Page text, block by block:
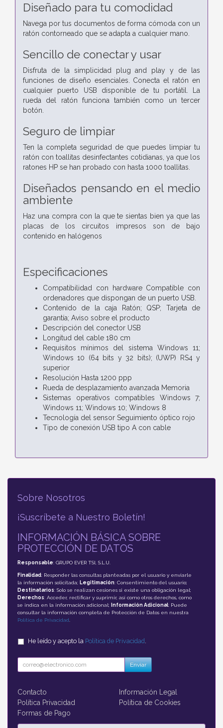
Diseñado para tu comodidad
Navega por tus documentos de forma cómoda con un
ratón contorneado que se adapta a cualquier mano.
Sencillo de conectar y usar
Disfruta de la simplicidad plug and play y de las
funciones de diseño esenciales. Conecta el ratón en
cualquier puerto USB disponible de tu portátil. La
rueda del ratón funciona también como un tercer
botón.
Seguro de limpiar
Ten la completa seguridad de que puedes limpiar tu
ratón con toallitas desinfectantes cotidianas, ya que los
ratones HP se han probado con hasta 1000 toallitas.
Diseñados pensando en el medio
ambiente
Haz una compra con la que te sientas bien ya que las
placas de los circuitos impresos son de bajo
contenido en halógenos
Especificaciones
Compatibilidad con hardware Compatible con
ordenadores que dispongan de un puerto USB.
Contenido de la caja Ratón; QSP; Tarjeta de
garantía; Aviso sobre el producto
Descripción del conector USB
Longitud del cable 180 cm
Requisitos mínimos del sistema Windows 11;
Windows 10 (64 bits y 32 bits); (UWP) RS4 y
superior
Resolución Hasta 1200 ppp
Rueda de desplazamiento avanzada Memoria
Sistemas operativos compatibles Windows 7;
Windows 11; Windows 10; Windows 8
Tecnología del sensor Seguimiento óptico rojo
Tipo de conexión USB tipo A con cable
Sobre Nosotros
¡Suscríbete a Nuestro Boletín!
INFORMACIÓN BÁSICA SOBRE
PROTECCIÓN DE DATOS
Responsable: GRUPO EVER TSI, S.L.U.
Finalidad: Responder las consultas planteadas por el usuario y enviarle
la información solicitada; Legitimación: Consentimiento del usuario;
Destinatarios: Solo se realizan cesiones si existe una obligación legal;
Derechos: Acceder, rectificar y suprimir, así como otros derechos, como
se indica en la información adicional;
Información Adicional: Puede
consultar la información completa de Protección de Datos en nuestra
Política de Privacidad
He leído y acepto la Política de Privacidad
Enviar
Contacto
Información Legal
Política Privacidad
Política de Cookies
Formas de Pago